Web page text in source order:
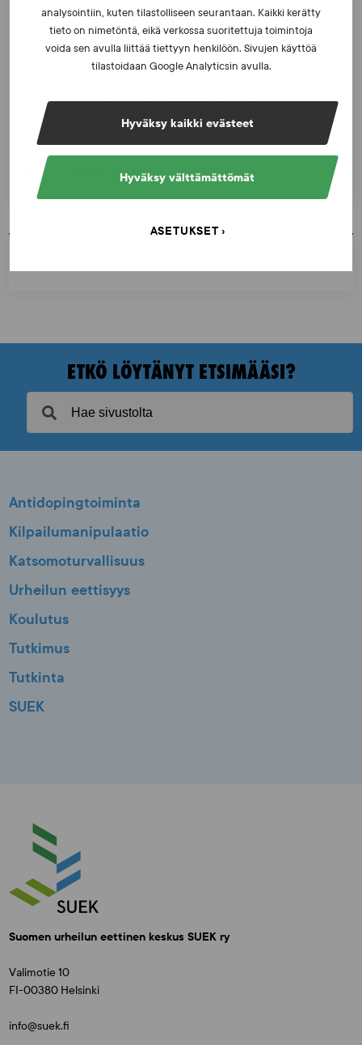
analysointiin, kuten tilastolliseen seurantaan. Kaikki kerätty
tieto on nimetöntä, eikä verkossa suoritettuja toimintoja
voida sen avulla liittää tiettyyn henkilöön. Sivujen käyttöä
tilastoidaan Google Analyticsin avulla.
Hyväksy kaikki evästeet
Hyväksy välttämättömät
ASETUKSET
Dopingrikkomuspäätösten julkistaminen: kysymyksiä
ja vastauksia EUT:n ratkaisusta
SUEKin sivuilla uusi blogisarja urheilun ja
väkivaltaisten alakulttuurien suhteesta
KATSO AJANKOHTAISET
ETKÖ LÖYTÄNYT ETSIMÄÄSI?
Antidopingtoiminta
Kilpailumanipulaatio
Katsomoturvallisuus
Urheilun eettisyys
Koulutus
Tutkimus
Tutkinta
SUEK
Suomen urheilun eettinen keskus SUEK ry
Valimotie 10
FI-00380 Helsinki
info@suek.fi